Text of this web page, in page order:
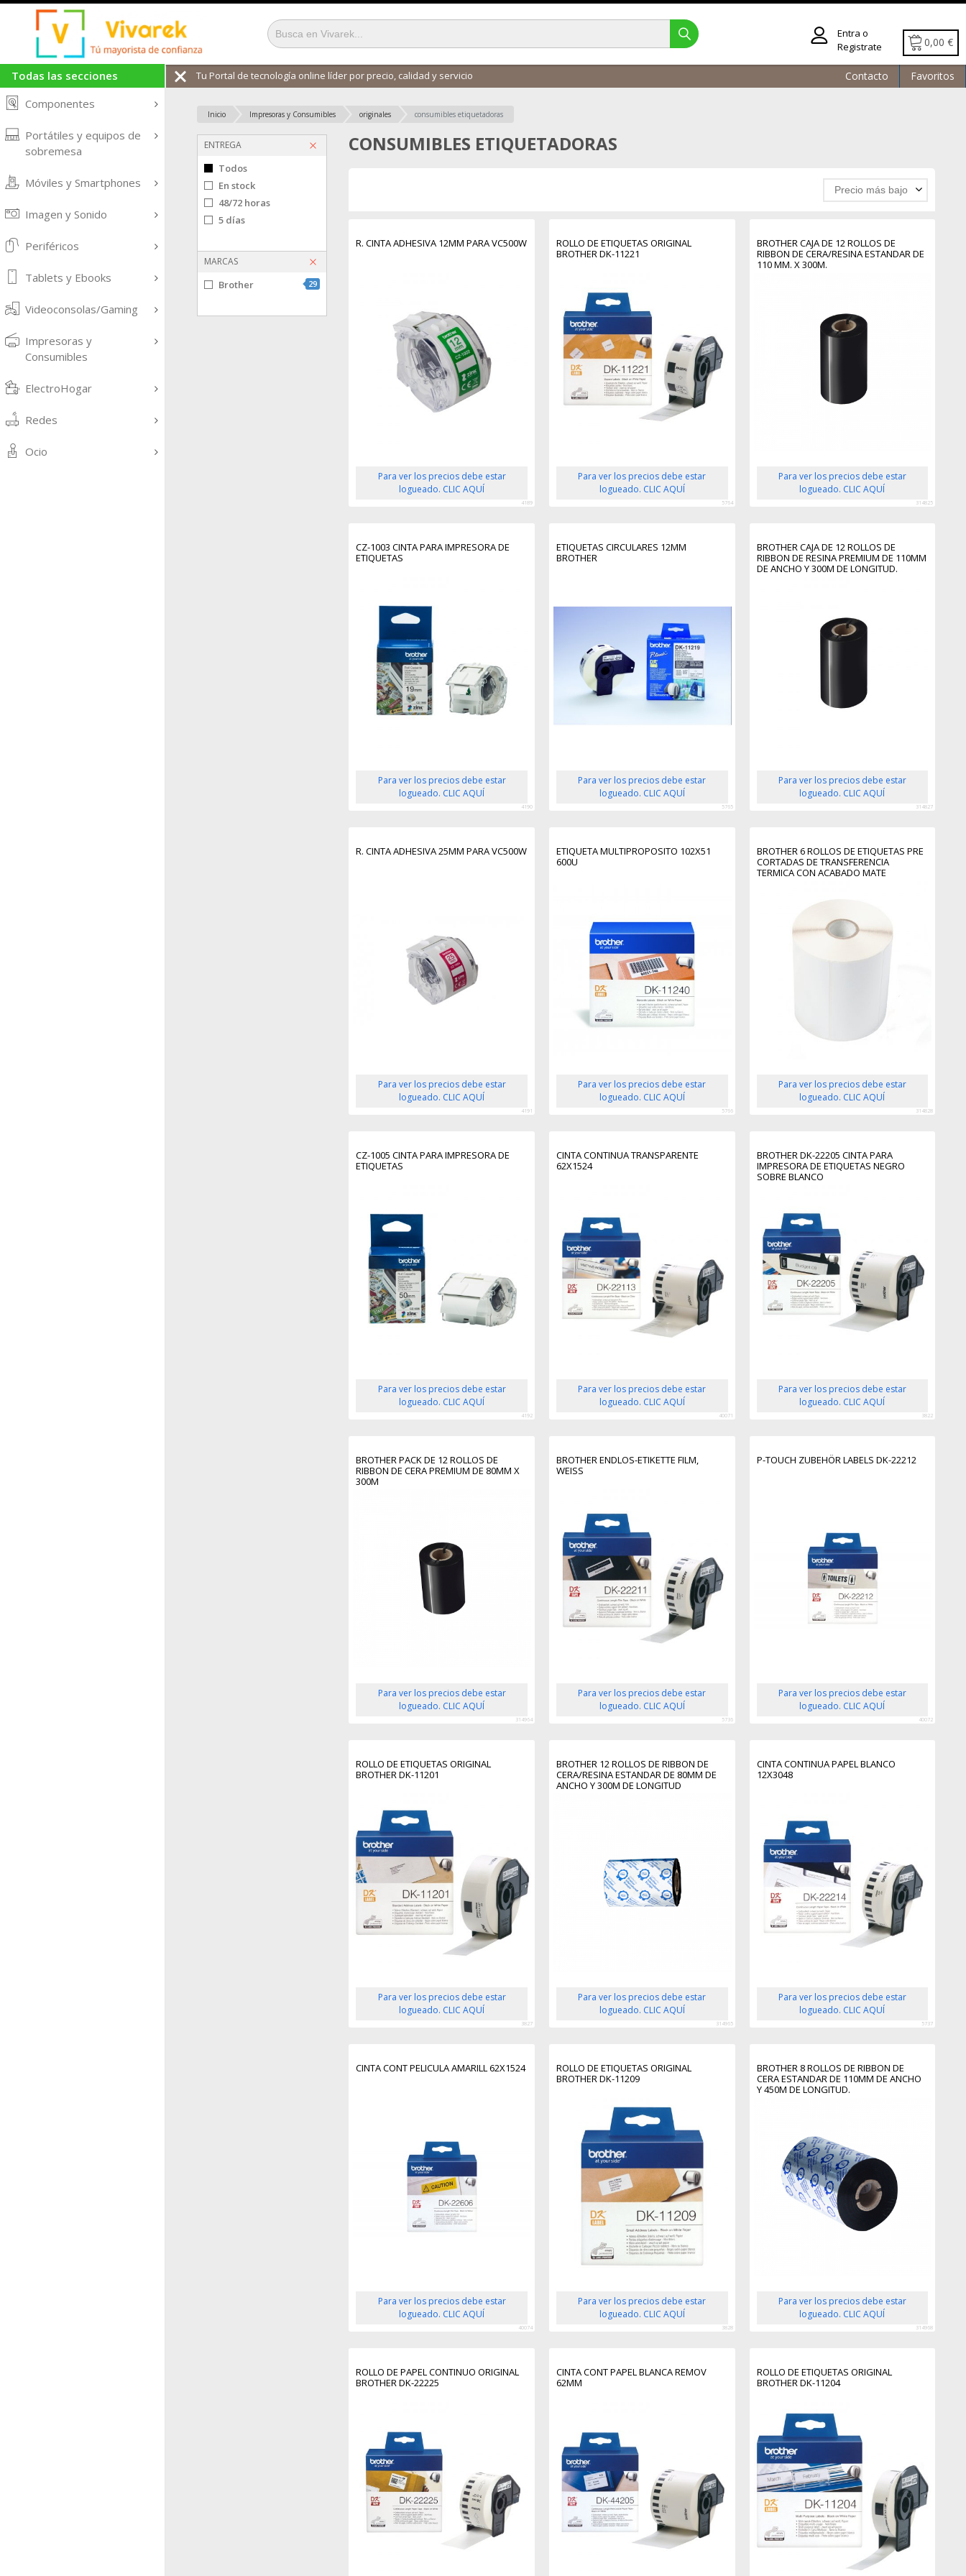
Todas las secciones
Componentes
Portátiles y equipos de
sobremesa
Móviles y Smartphones
Imagen y Sonido
Periféricos
Tablets y Ebooks
Videoconsolas/Gaming
Impresoras y
Consumibles
ElectroHogar
Redes
Ocio
0,00 €
Entra o
Registrate
Tu Portal de tecnología online líder por precio, calidad y servicio Contacto Favoritos
Inicio Impresoras y Consumibles originales consumibles etiquetadoras
ENTREGA
Todos
En stock
48/72 horas
5 días
MARCAS
Brother 29
CONSUMIBLES ETIQUETADORAS
Precio más bajo
R. CINTA ADHESIVA 12MM PARA VC500W
Para ver los precios debe estar
logueado. CLIC AQUÍ
4189
ROLLO DE ETIQUETAS ORIGINAL
BROTHER DK-11221
Para ver los precios debe estar
logueado. CLIC AQUÍ
5764
BROTHER CAJA DE 12 ROLLOS DE
RIBBON DE CERA/RESINA ESTANDAR DE
110 MM. X 300M.
Para ver los precios debe estar
logueado. CLIC AQUÍ
314825
CZ-1003 CINTA PARA IMPRESORA DE
ETIQUETAS
Para ver los precios debe estar
logueado. CLIC AQUÍ
4190
ETIQUETAS CIRCULARES 12MM
BROTHER
Para ver los precios debe estar
logueado. CLIC AQUÍ
5765
BROTHER CAJA DE 12 ROLLOS DE
RIBBON DE RESINA PREMIUM DE 110MM
DE ANCHO Y 300M DE LONGITUD.
Para ver los precios debe estar
logueado. CLIC AQUÍ
314827
R. CINTA ADHESIVA 25MM PARA VC500W
Para ver los precios debe estar
logueado. CLIC AQUÍ
4191
ETIQUETA MULTIPROPOSITO 102X51
600U
Para ver los precios debe estar
logueado. CLIC AQUÍ
5766
BROTHER 6 ROLLOS DE ETIQUETAS PRE
CORTADAS DE TRANSFERENCIA
TERMICA CON ACABADO MATE
Para ver los precios debe estar
logueado. CLIC AQUÍ
314828
CZ-1005 CINTA PARA IMPRESORA DE
ETIQUETAS
Para ver los precios debe estar
logueado. CLIC AQUÍ
4192
CINTA CONTINUA TRANSPARENTE
62X1524
Para ver los precios debe estar
logueado. CLIC AQUÍ
40071
BROTHER DK-22205 CINTA PARA
IMPRESORA DE ETIQUETAS NEGRO
SOBRE BLANCO
Para ver los precios debe estar
logueado. CLIC AQUÍ
3822
BROTHER PACK DE 12 ROLLOS DE
RIBBON DE CERA PREMIUM DE 80MM X
300M
Para ver los precios debe estar
logueado. CLIC AQUÍ
314964
BROTHER ENDLOS-ETIKETTE FILM,
WEISS
Para ver los precios debe estar
logueado. CLIC AQUÍ
5736
P-TOUCH ZUBEHÖR LABELS DK-22212
Para ver los precios debe estar
logueado. CLIC AQUÍ
40072
ROLLO DE ETIQUETAS ORIGINAL
BROTHER DK-11201
Para ver los precios debe estar
logueado. CLIC AQUÍ
3827
BROTHER 12 ROLLOS DE RIBBON DE
CERA/RESINA ESTANDAR DE 80MM DE
ANCHO Y 300M DE LONGITUD
Para ver los precios debe estar
logueado. CLIC AQUÍ
314965
CINTA CONTINUA PAPEL BLANCO
12X3048
Para ver los precios debe estar
logueado. CLIC AQUÍ
5737
CINTA CONT PELICULA AMARILL 62X1524
Para ver los precios debe estar
logueado. CLIC AQUÍ
40074
ROLLO DE ETIQUETAS ORIGINAL
BROTHER DK-11209
Para ver los precios debe estar
logueado. CLIC AQUÍ
3828
BROTHER 8 ROLLOS DE RIBBON DE
CERA ESTANDAR DE 110MM DE ANCHO
Y 450M DE LONGITUD.
Para ver los precios debe estar
logueado. CLIC AQUÍ
314968
ROLLO DE PAPEL CONTINUO ORIGINAL
BROTHER DK-22225
CINTA CONT PAPEL BLANCA REMOV
62MM
ROLLO DE ETIQUETAS ORIGINAL
BROTHER DK-11204